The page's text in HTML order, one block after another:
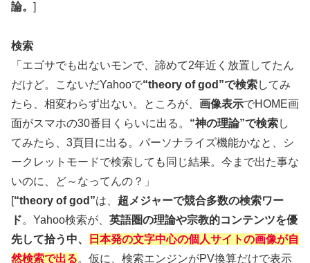
論。
検索
「エゴサでも出ないモンで、諦めて2年近く放置してたん
だけど。こないだYahooで“theory of god”で検索してみ
たら、相変わらず出ない。ところが、 画像表示でHOME画
面がスマホの30番目くらいに出る。 “神の理論”で検索し
てみたら、3頁目に出る。パーソナライズ機能かなと、シ
ークレットモードで検索しても同じ結果。今まで出た事な
いのに、ど～なってんの？」
[“theory of god”は、 超メジャーで競合多数の検索ワー
ド。Yahoo検索が、 英語圏の理論や宗教的コンテンツを優
先して拾う中、
日本発の文字中心の個人サイトの画像が自
然検索で出る。仮に、検索エンジンがPV換算だけで表示